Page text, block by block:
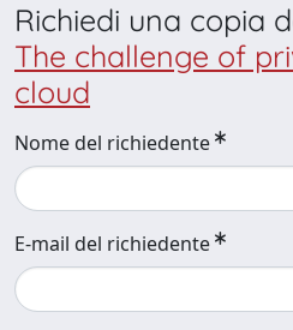
Richiedi una copia
The challenge of
cloud
Nome del richiedente
E-mail del richiedente